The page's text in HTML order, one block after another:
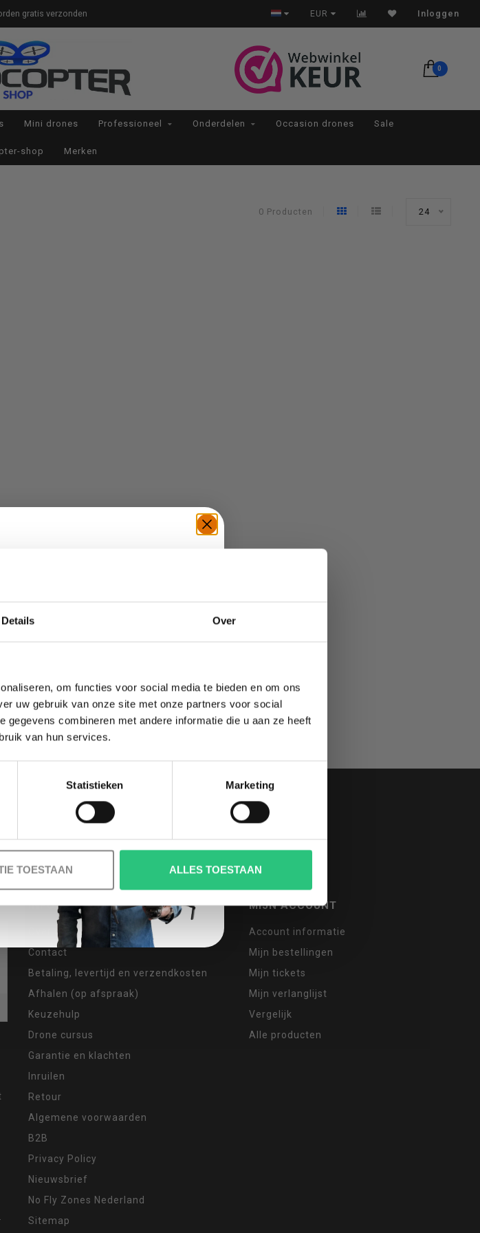
Details Over
om functies voor social media te bieden en om ons
uw gebruik van onze site met onze partners voor social
combineren met andere informatie die u aan ze heeft
van hun services.
Statistieken Marketing
TOESTAAN ALLES TOESTAAN
gratis verzonden Op werkdagen voor 22:00 besteld, morgen in huis*
EUR Inloggen
0
Mini drones Professioneel Onderdelen Occasion drones Sale
shop Merken
0 Producten 24
ONZE NIEUWSBRIEF
INFORMATIE
Over ons
Contact
Betaling, levertijd en verzendkosten
Afhalen (op afspraak)
Keuzehulp
Drone cursus
Garantie en klachten
Inruilen
Retour
Algemene voorwaarden
B2B
Privacy Policy
Nieuwsbrief
No Fly Zones Nederland
Sitemap
MIJN ACCOUNT
Account informatie
Mijn bestellingen
Mijn tickets
Mijn verlanglijst
Vergelijk
Alle producten
OP JE EERSTE
tot 15 euro.
100 euro .